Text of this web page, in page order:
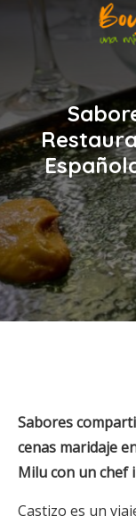
Sabores
cenas maridaje
Milu con un chef
Castizo es un